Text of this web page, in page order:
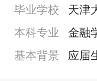
毕业学校
天津
本科专业 金融
基本背景
应届